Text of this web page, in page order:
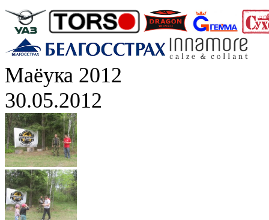
Маёука 2012
30.05.2012